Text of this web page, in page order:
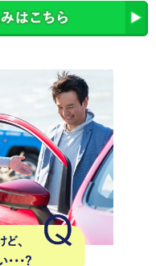
ています。
県 女性
得した気分になりま
で、毎年年会費を払っ